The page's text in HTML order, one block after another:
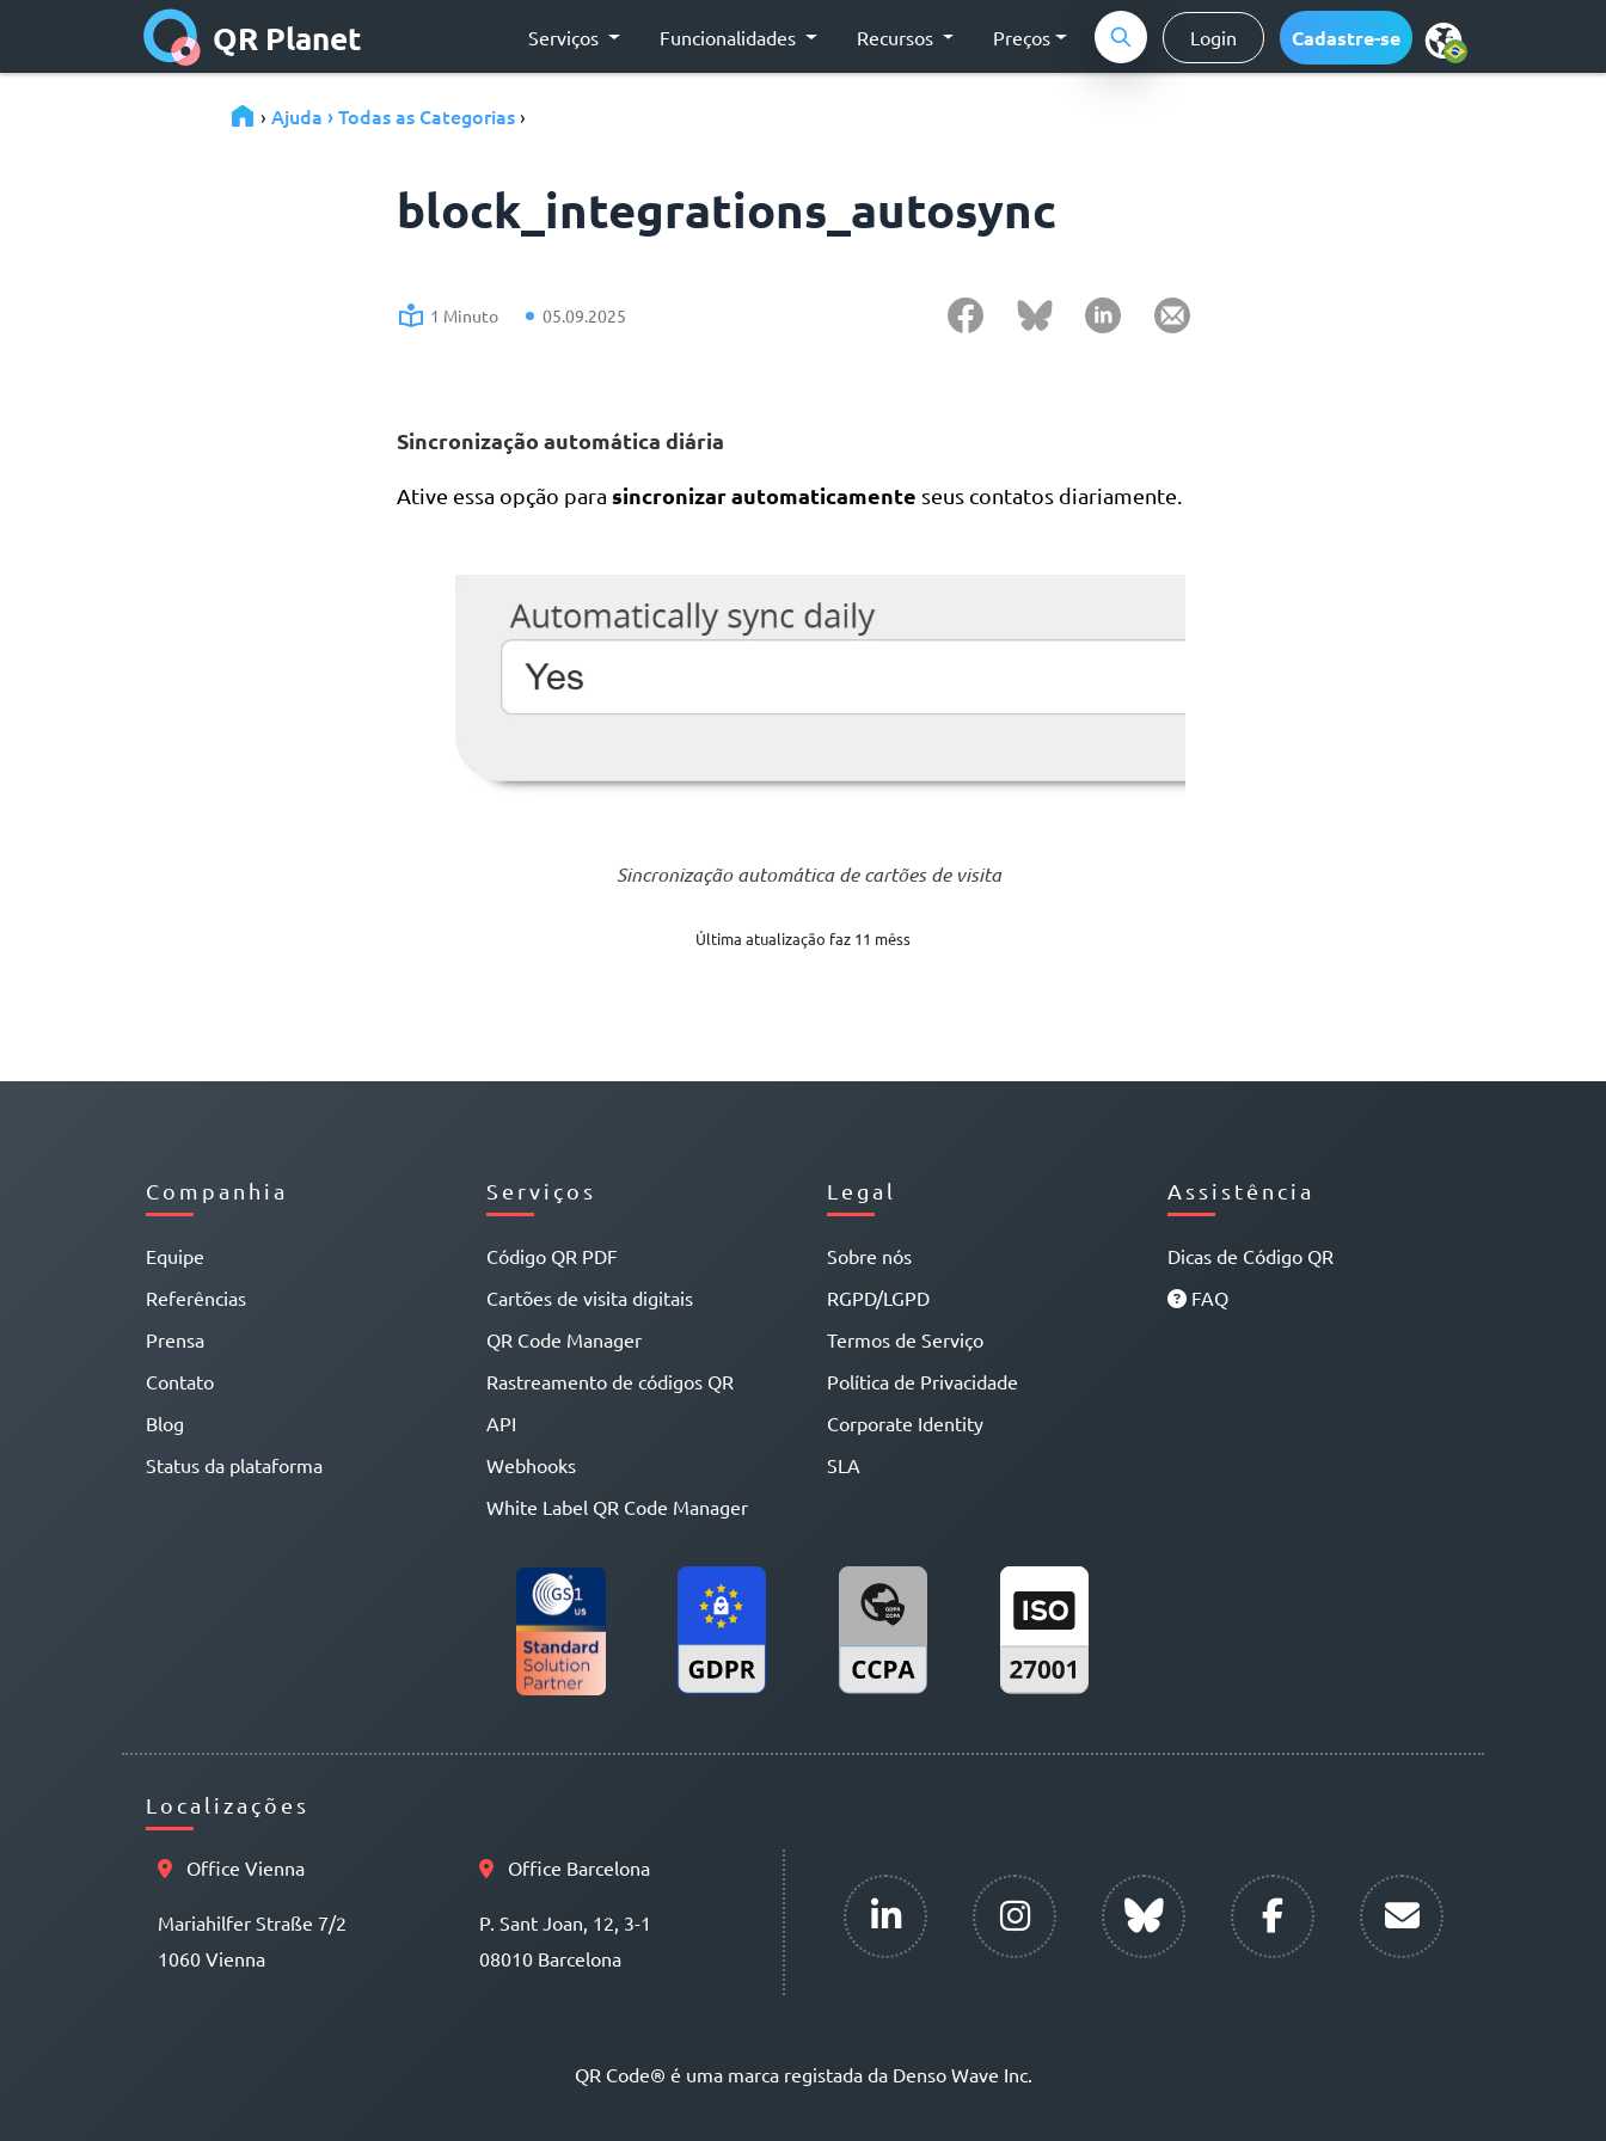
QR Planet Serviços Funcionalidades Recursos Preços Login Cadastre-se
› Ajuda › Todas as Categorias ›
block_integrations_autosync
1 Minuto 05.09.2025
Sincronização automática diária
Ative essa opção para sincronizar automaticamente seus contatos diariamente.
Sincronização automática de cartões de visita
Última atualização faz 11 mêss
Companhia
Equipe
Referências
Prensa
Contato
Blog
Status da plataforma
Serviços
Código QR PDF
Cartões de visita digitais
QR Code Manager
Rastreamento de códigos QR
API
Webhooks
White Label QR Code Manager
Legal
Sobre nós
RGPD/LGPD
Termos de Serviço
Política de Privacidade
Corporate Identity
SLA
Assistência
Dicas de Código QR
FAQ
Localizações
Office Vienna
Mariahilfer Straße 7/2
1060 Vienna
Office Barcelona
P. Sant Joan, 12, 3-1
08010 Barcelona
QR Code® é uma marca registada da Denso Wave Inc.